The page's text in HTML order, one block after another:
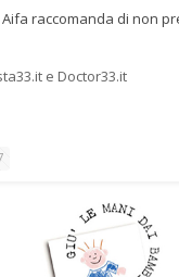
raccomanda di non
e Doctor33.it